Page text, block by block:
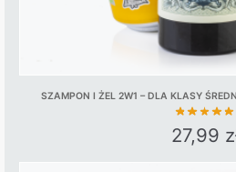
SZAMPON I ŻEL 2W1 – DLA KLASY
27,99